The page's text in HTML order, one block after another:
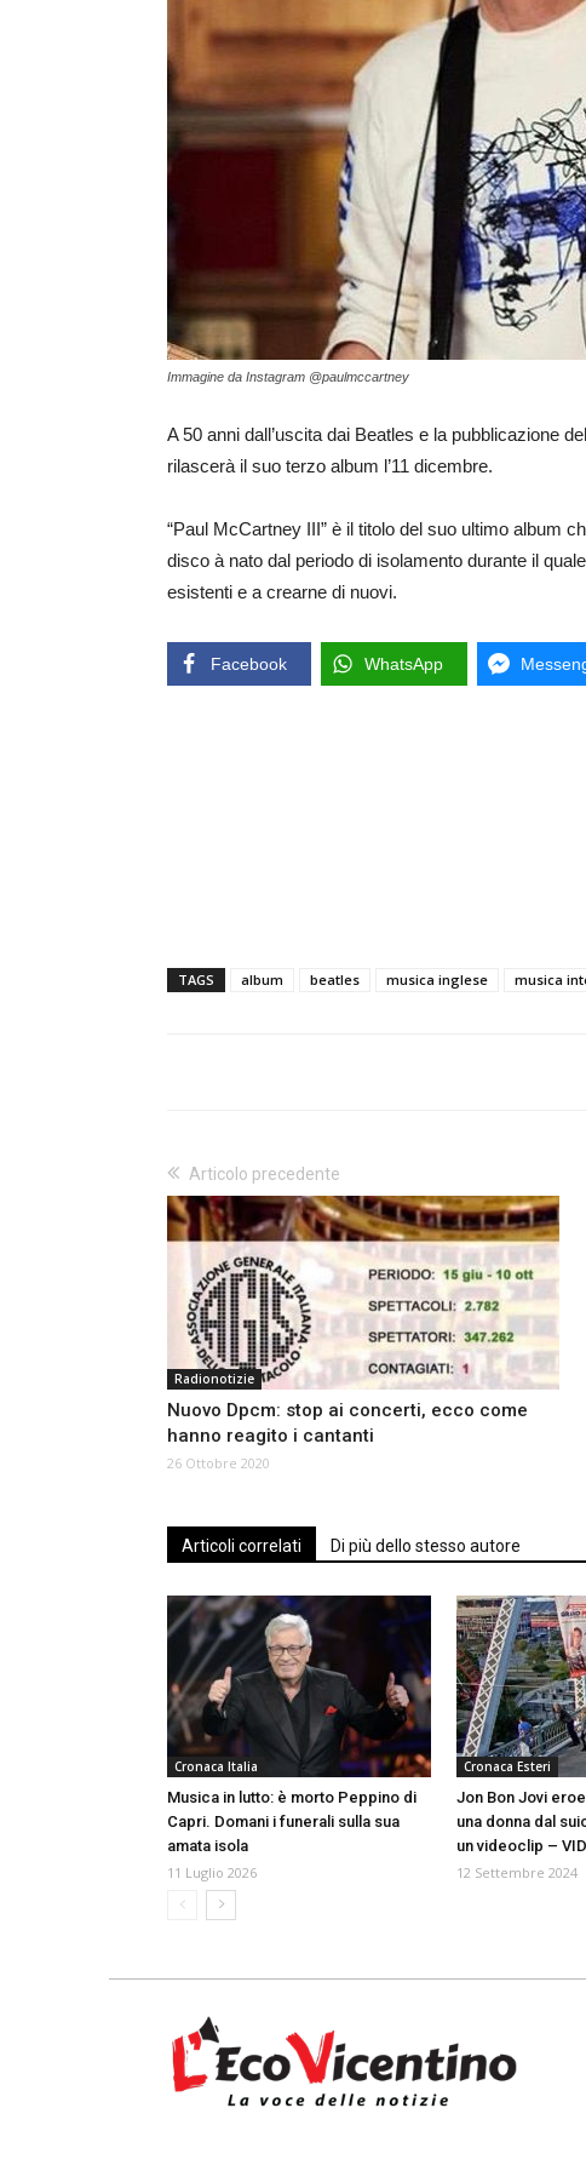
Immagine da Instagram @paulmccartney
A 50 anni dall’uscita dai Beatles e la pubblicazione
rilascerà il suo terzo album l’11 dicembre.
“Paul McCartney III” è il titolo del suo ultimo album
disco à nato dal periodo di isolamento durante il
esistenti e a crearne di nuovi.
Facebook WhatsApp
TAGS album beatles musica inglese musica
Articolo precedente
Radionotizie
Nuovo Dpcm: stop ai concerti, ecco come
hanno reagito i cantanti
26 Ottobre 2020
Articoli correlati Di più dello stesso autore
Cronaca Italia
Musica in lutto: è morto Peppino di
Capri. Domani i funerali sulla sua
amata isola
11 Luglio 2026
Cronaca Esteri
Jon Bon Jovi
una donna dal
un videoclip –
12 Settembre 2024